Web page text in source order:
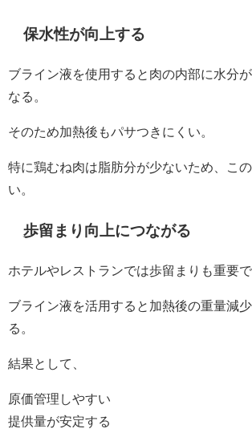
保水性が向上する
ブライン液を使用すると肉の内部に水分
なる。
そのため加熱後もパサつきにくい。
特に鶏むね肉は脂肪分が少ないため、こ
い。
歩留まり向上につながる
ホテルやレストランでは歩留まりも重要で
ブライン液を活用すると加熱後の重量減
る。
結果として、
原価管理しやすい
提供量が安定する